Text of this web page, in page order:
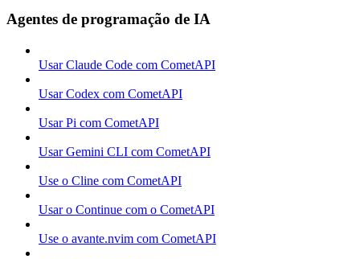
Agentes de programação de IA
Usar Claude Code com CometAPI
Usar Codex com CometAPI
Usar Pi com CometAPI
Usar Gemini CLI com CometAPI
Use o Cline com CometAPI
Usar o Continue com o CometAPI
Use o avante.nvim com CometAPI